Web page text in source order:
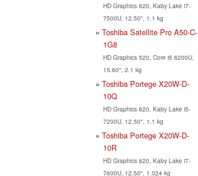
HD Graphics 620, Kaby Lake i7-
7500U, 12.50", 1.1 kg
Toshiba Satellite Pro A50-C-
1G8
HD Graphics 520, Core i5 6200U,
15.60", 2.1 kg
Toshiba Portege X20W-D-
10Q
HD Graphics 620, Kaby Lake i5-
7200U, 12.50", 1.1 kg
Toshiba Portege X20W-D-
10R
HD Graphics 620, Kaby Lake i7-
7600U, 12.50", 1.024 kg